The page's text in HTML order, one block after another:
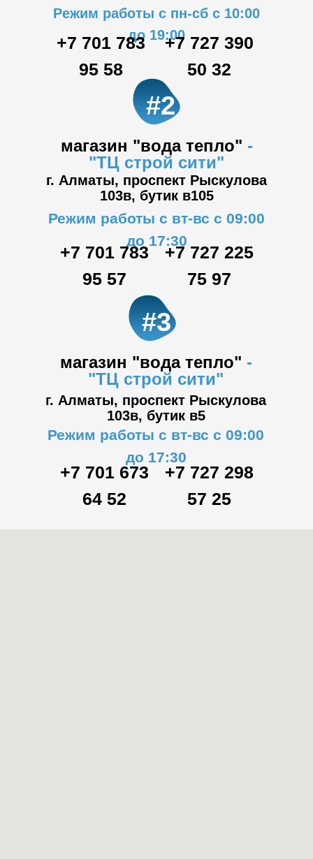
магазин "вода тепло" -
"ТЦ строй сити"
г. Алматы, проспект Рыскулова
103в, бутик в105
Режим работы с пн-сб с 10:00
до 19:00
Режим работы с вт-вс с 09:00
до 17:30
магазин "вода тепло" -
"ТЦ строй сити"
#3
г. Алматы, проспект Рыскулова
103в, бутик в5
Режим работы с вт-вс с 09:00
до 17:30
+7 701 783
95 58
+7 701 783
95 57
+7 727 225
75 97
+7 701 673
64 52
+7 727 298
57 25
#2
+7 727 390
50 32